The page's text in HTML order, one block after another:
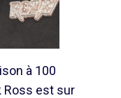
à 100
Ross est sur